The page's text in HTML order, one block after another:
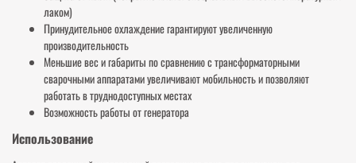
лаком)
Принудительное охлаждение гарантируют увеличенную
производительность
Меньшие вес и габариты по сравнению с трансформаторными
сварочными аппаратами увеличивают мобильность и позволяют
работать в труднодоступных местах
Возможность работы от генератора
Использование